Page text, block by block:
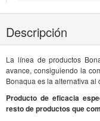
Descripción
La línea de productos
avance, consiguiendo la
Bonaqua es la alternativa al
Producto de eficacia
resto de productos que